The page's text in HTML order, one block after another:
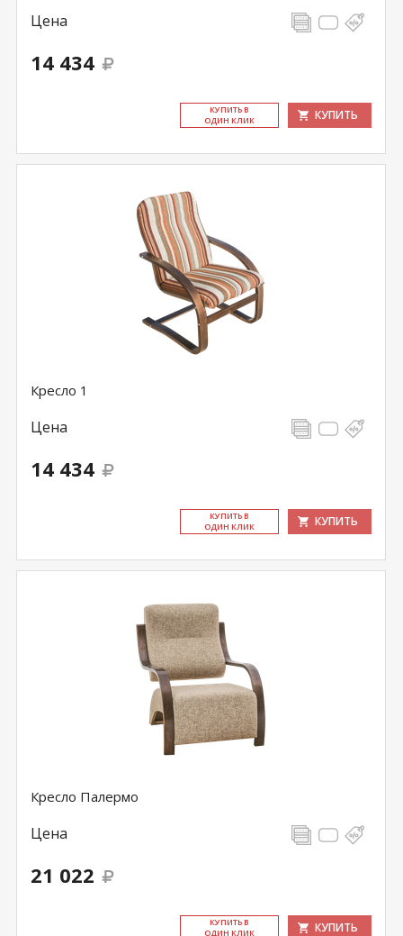
Цена
14 434
КУ­ПИТЬ В
ОДИН КЛИК
КУПИТЬ
Кресло 1
Цена
14 434
КУ­ПИТЬ В
ОДИН КЛИК
КУПИТЬ
Кресло Палермо
Цена
21 022
КУ­ПИТЬ В
ОДИН КЛИК
КУПИТЬ